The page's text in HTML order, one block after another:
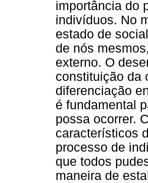
importância do
indivíduos. No
estado de
de nós
externo. O
constituição da
diferenciação
é fundamental
possa ocorrer.
característicos
processo de
que todos
maneira de